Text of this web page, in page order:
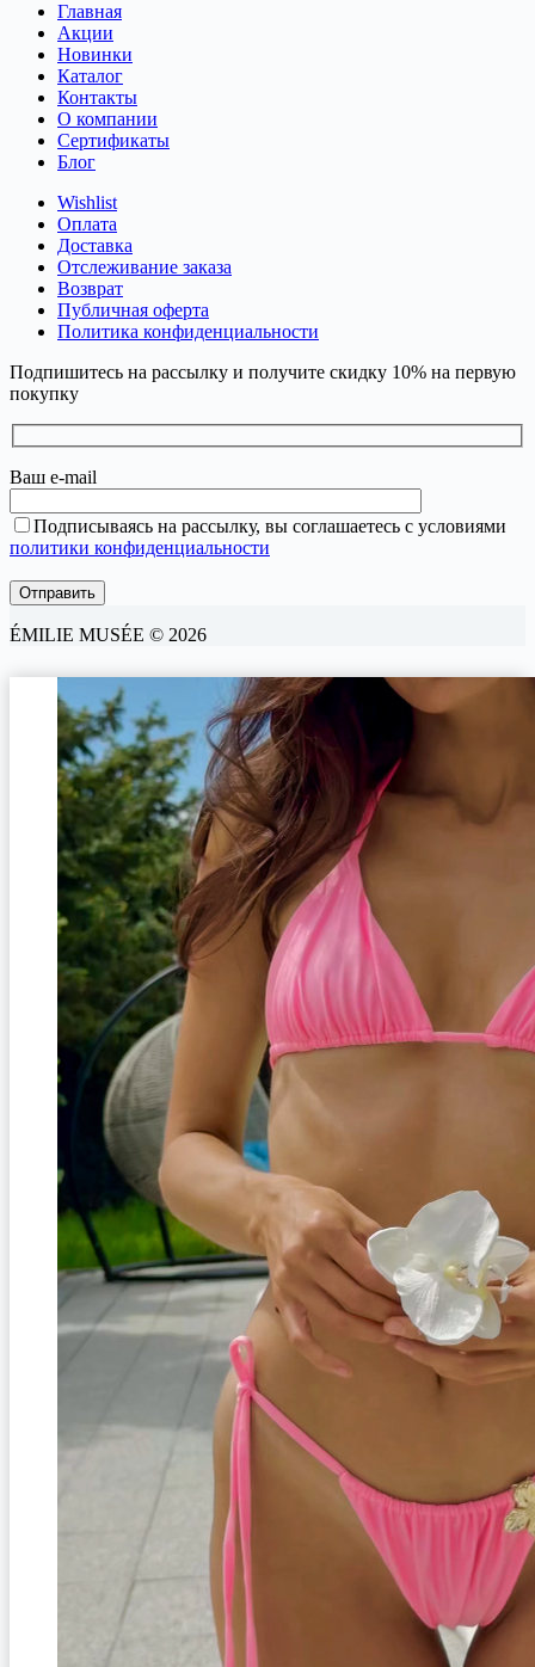
Главная
Акции
Новинки
Каталог
Контакты
О компании
Сертификаты
Блог
Wishlist
Оплата
Доставка
Отслеживание заказа
Возврат
Публичная оферта
Политика конфиденциальности
Подпишитесь на рассылку и получите скидку 10% на первую
покупку
Ваш e-mail
Подписываясь на рассылку, вы соглашаетесь с условиями
политики конфиденциальности
ÉMILIE MUSÉE © 2026